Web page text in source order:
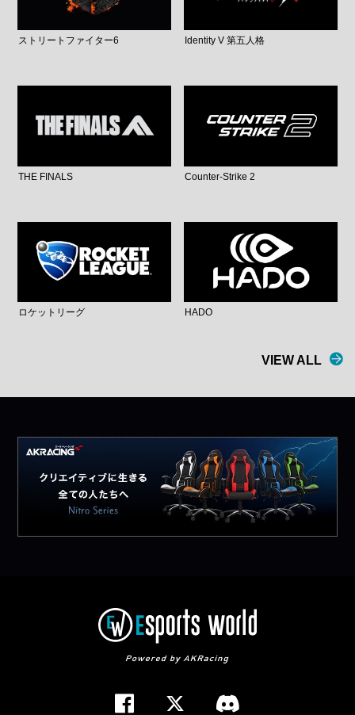
ストリートファイター6 Identity V 第五人格
THE FINALS Counter-Strike 2
ロケットリーグ HADO
VIEW ALL